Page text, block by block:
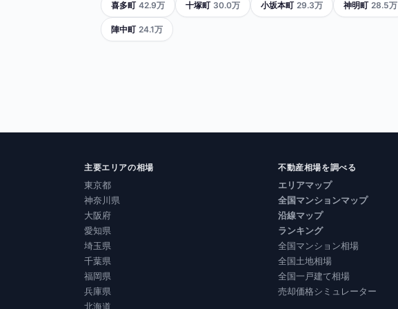
喜多町 42.9万 十塚町 30.0万 小坂本町 29.3万 神明町 28.5万
陣中町 24.1万
主要エリアの相場
東京都
神奈川県
大阪府
愛知県
埼玉県
千葉県
福岡県
兵庫県
北海道
不動産相場を調べる
エリアマップ
全国マンションマップ
沿線マップ
ランキング
全国マンション相場
全国土地相場
全国一戸建て相場
売却価格シミュレーター